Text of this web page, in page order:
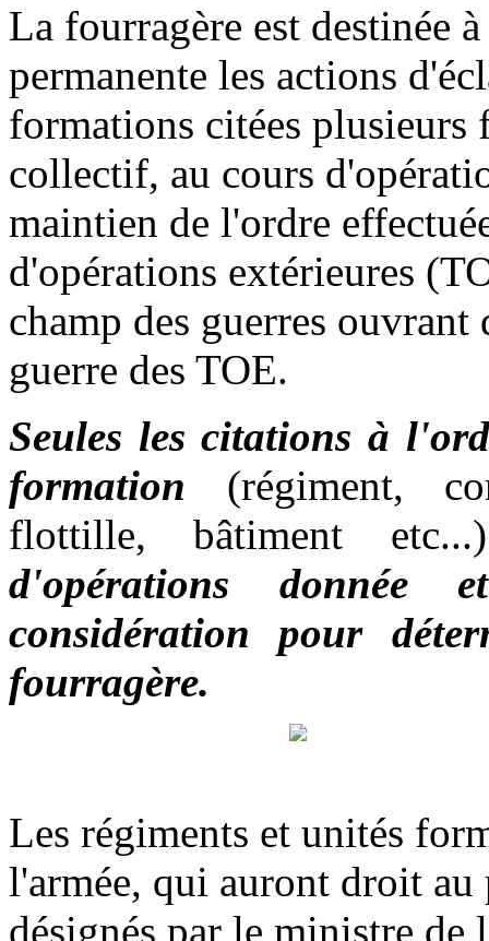
La fourragère est destinée
permanente les actions
formations citées plusieurs
collectif, au cours
maintien de l'ordre
d'opérations extérieures
champ des guerres
guerre des TOE.
Seules les citations à
formation (régiment,
flottille, bâtiment
d'opérations donnée
considération pour
fourragère.
Les régiments et unités
l'armée, qui auront droit
désignés par le ministre de